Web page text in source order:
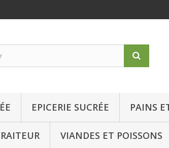
EPICERIE SUCRÉE PAINS
VIANDES ET POISSONS